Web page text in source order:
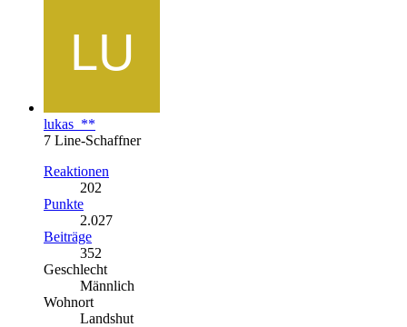
lukas_**
7 Line-Schaffner
Reaktionen
202
Punkte
2.027
Beiträge
352
Geschlecht
Männlich
Wohnort
Landshut